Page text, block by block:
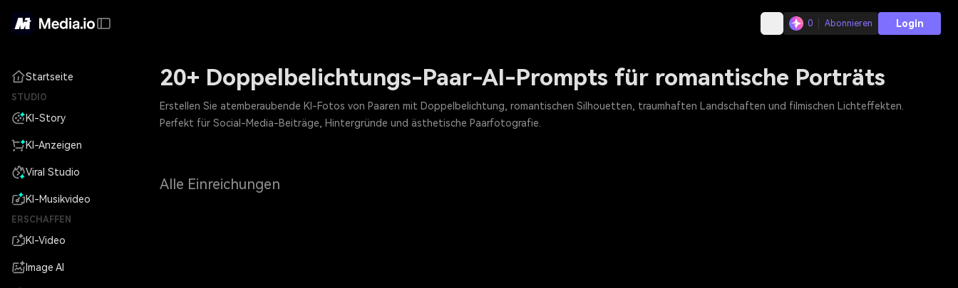
0 Abonnieren Login
Startseite
STUDIO
KI-Story
KI-Anzeigen
Viral Studio
KI-Musikvideo
ERSCHAFFEN
KI-Video
Image AI
20+ Doppelbelichtungs-Paar-AI-Prompts für romantische Porträts
Erstellen Sie atemberaubende KI-Fotos von Paaren mit Doppelbelichtung, romantischen Silhouetten, traumhaften Landschaften und filmischen Lichteffekten.
Perfekt für Social-Media-Beiträge, Hintergründe und ästhetische Paarfotografie.
Alle Einreichungen